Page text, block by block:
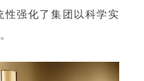
性强化了集团以科学实